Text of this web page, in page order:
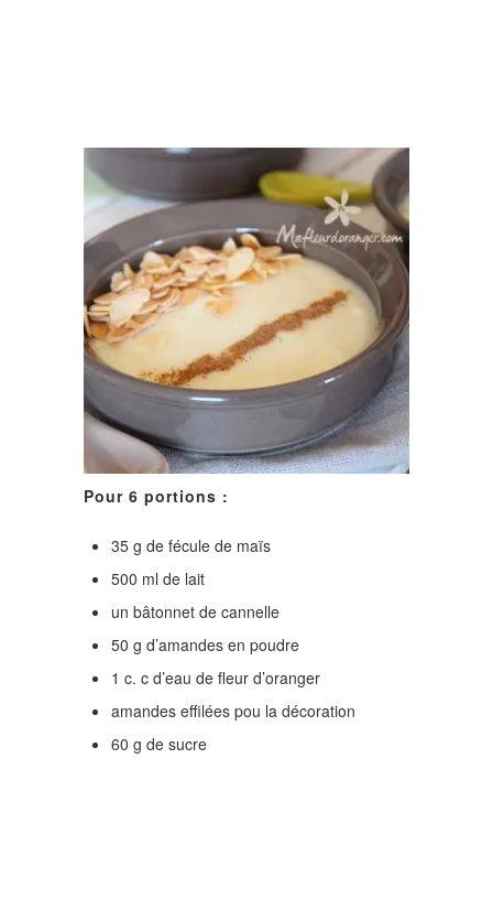
Pour 6 portions :
35 g de fécule de maïs
500 ml de lait
un bâtonnet de cannelle
50 g d’amandes en poudre
1 c. c d’eau de fleur d’oranger
amandes effilées pou la décoration
60 g de sucre